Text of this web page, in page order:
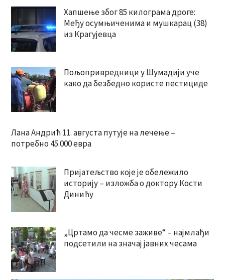
Хапшење због 85 килограма дроге:
Међу осумњиченима и мушкарац (38)
из Крагујевца
Пољопривредници у Шумадији уче
како да безбедно користе пестициде
Лана Андрић 11. августа путује на лечење –
потребно 45.000 евра
Пријатељство које је обележило
историју – изложба о доктору Кости
Динићу
„Цртамо да чесме заживе“ – најмлађи
подсетили на значај јавних чесама